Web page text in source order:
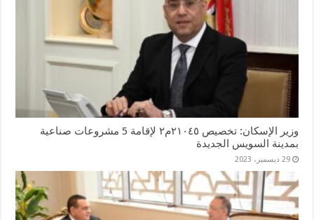
وزير الإسكان: تخصيص ٢١٠٤٥م٢ لإقامة 5 مشروعات صناعية
بمدينة السويس الجديدة
29 ديسمبر، 2023